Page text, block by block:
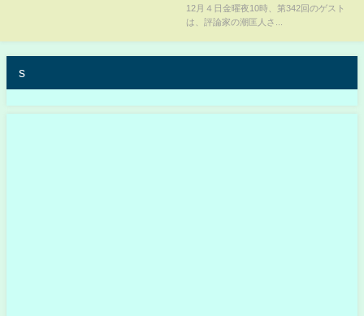
12月４日金曜夜10時、第342回のゲスト
は、評論家の潮匡人さ...
s